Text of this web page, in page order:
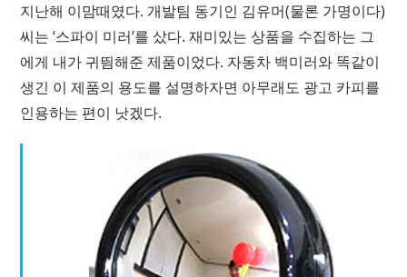
지난해 이맘때였다. 개발팀 동기인 김유머(물론 가명이다)
씨는 ‘스파이 미러’를 샀다. 재미있는 상품을 수집하는 그
에게 내가 귀띔해준 제품이었다. 자동차 백미러와 똑같이
생긴 이 제품의 용도를 설명하자면 아무래도 광고 카피를
인용하는 편이 낫겠다.